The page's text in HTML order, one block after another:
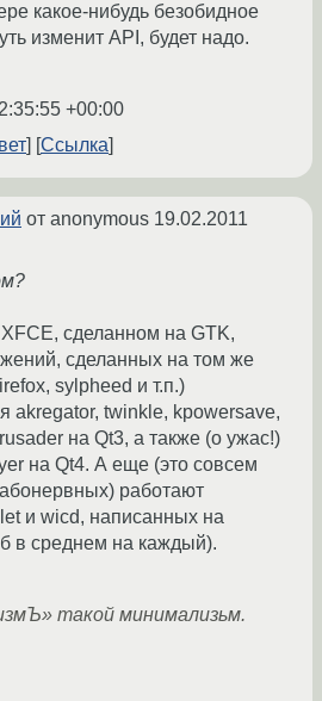
какое-нибудь безобидное
изменит API, будет надо.
+00:00
Ссылка
от anonymous 19.02.2011
сделанном на GTK,
сделанных на том же
sylpheed и т.п.)
akregator, twinkle, kpowersave,
на Qt3, а также (о ужас!)
на Qt4. А еще (это совсем
работают
и wicd, написанных на
в среднем на каждый).
такой минимализьм.